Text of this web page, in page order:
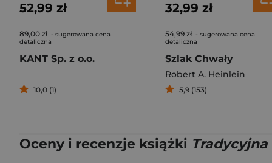
52,99 zł
89,00 zł - sugerowana cena
detaliczna
KANT Sp. z o.o.
10,0 (1)
32,99 zł
54,99 zł - sugerowana cena
detaliczna
Szlak Chwały
Robert A. Heinlein
5,9 (153)
Oceny i recenzje książki